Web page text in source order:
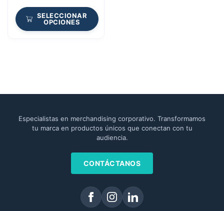
SELECCIONAR
OPCIONES
Especialistas en merchandising corporativo. Transformamos
tu marca en productos únicos que conectan con tu
audiencia.
CONTÁCTANOS